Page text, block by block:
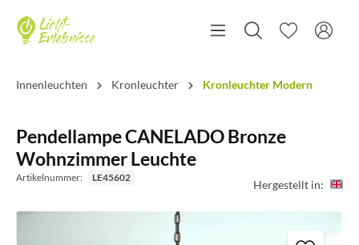
Innenleuchten Kronleuchter Kronleuchter Modern
Pendellampe CANELADO Bronze
Wohnzimmer Leuchte
Artikelnummer: LE45602 Hergestellt in: